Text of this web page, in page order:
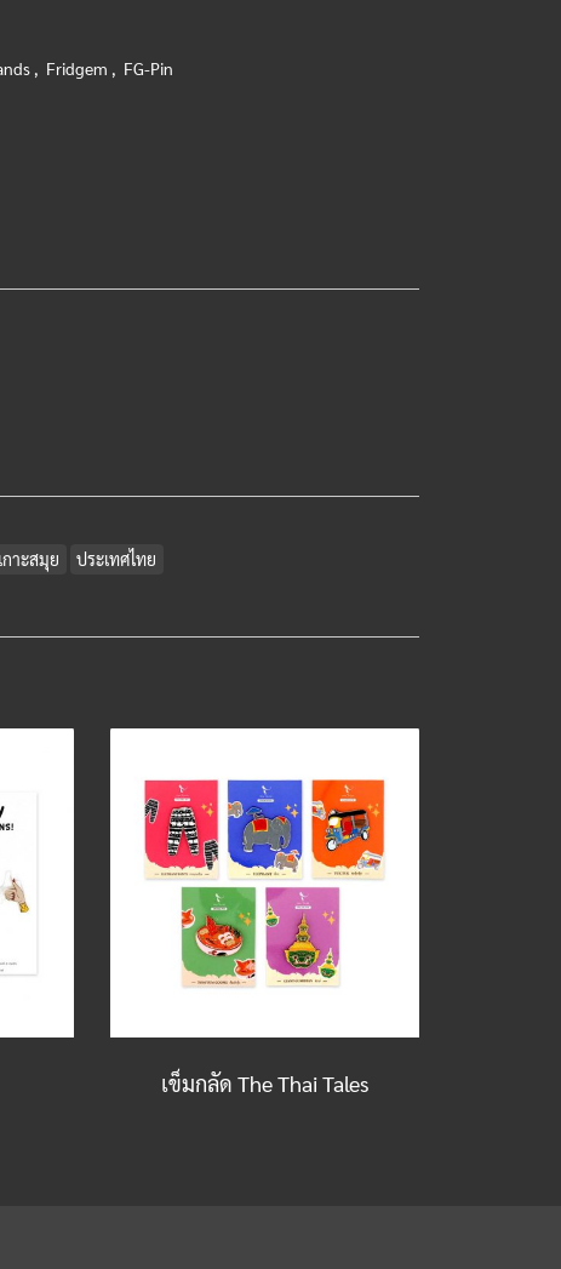
, Fridgem , FG-Pin
เกาะสมุย ประเทศไทย
เข็มกลัด The Thai Tales